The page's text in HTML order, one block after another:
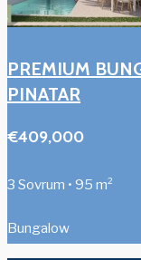
PREMIUM
PINATAR
€409,000
3 Sovrum • 95 m²
Bungalow